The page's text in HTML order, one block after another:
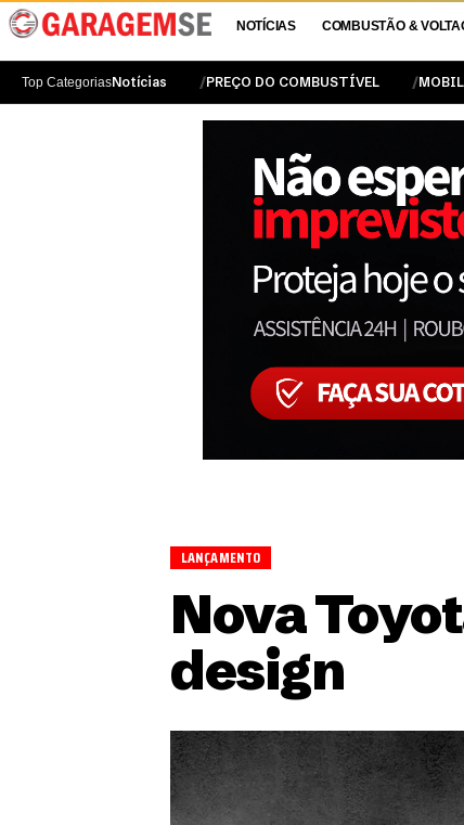
NOTÍCIAS COMBUSTÃO &
Top CategoriasNotícias PREÇO DO COMBUSTÍVEL
LANÇAMENTO
Nova
design